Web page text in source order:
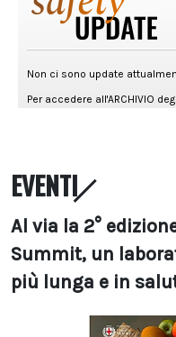
EVENTI
Al via la 2°
Summit, un
più lunga e in